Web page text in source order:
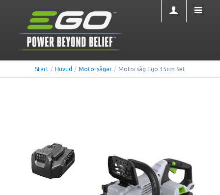
Start / Huvud / Motorsågar / Motorsåg Ego 35cm Set